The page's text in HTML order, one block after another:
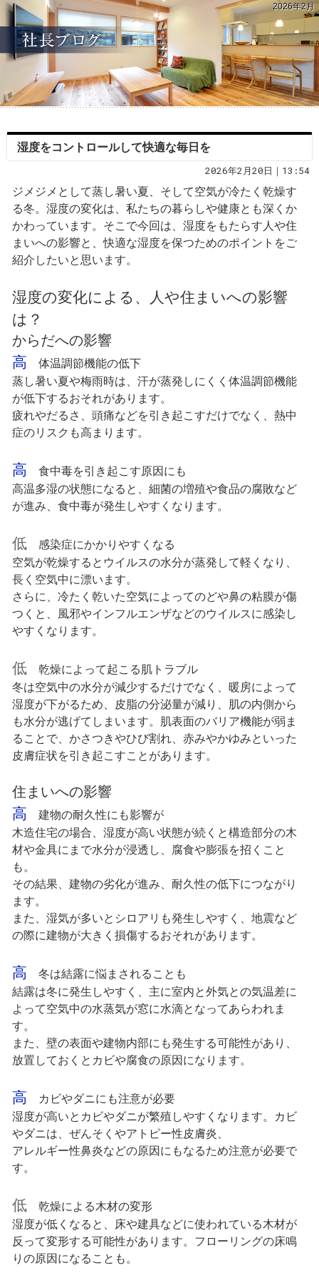
2026年2月
湿度をコントロールして快適な毎日を
2026年2月20日｜13:54
ジメジメとして蒸し暑い夏、そして空気が冷たく乾燥す
る冬。湿度の変化は、私たちの暮らしや健康とも深くか
かわっています。そこで今回は、湿度をもたらす人や住
まいへの影響と、快適な湿度を保つためのポイントをご
紹介したいと思います。
湿度の変化による、人や住まいへの影響
は？
からだへの影響
高 体温調節機能の低下
蒸し暑い夏や梅雨時は、汗が蒸発しにくく体温調節機能
が低下するおそれがあります。
疲れやだるさ、頭痛などを引き起こすだけでなく、熱中
症のリスクも高まります。
高 食中毒を引き起こす原因にも
高温多湿の状態になると、細菌の増殖や食品の腐敗など
が進み、食中毒が発生しやすくなります。
低感染症にかかりやすくなる
空気が乾燥するとウイルスの水分が蒸発して軽くなり、
長く空気中に漂います。
さらに、冷たく乾いた空気によってのどや鼻の粘膜が傷
つくと、風邪やインフルエンザなどのウイルスに感染し
やすくなります。
低乾燥によって起こる肌トラブル
冬は空気中の水分が減少するだけでなく、暖房によって
湿度が下がるため、皮脂の分泌量が減り、肌の内側から
も水分が逃げてしまいます。肌表面のバリア機能が弱ま
ることで、かさつきやひび割れ、赤みやかゆみといった
皮膚症状を引き起こすことがあります。
住まいへの影響
高 建物の耐久性にも影響が
木造住宅の場合、湿度が高い状態が続くと構造部分の木
材や金具にまで水分が浸透し、腐食や膨張を招くこと
も。
その結果、建物の劣化が進み、耐久性の低下につながり
ます。
また、湿気が多いとシロアリも発生しやすく、地震など
の際に建物が大きく損傷するおそれがあります。
高 冬は結露に悩まされることも
結露は冬に発生しやすく、主に室内と外気との気温差に
よって空気中の水蒸気が窓に水滴となってあらわれま
す。
また、壁の表面や建物内部にも発生する可能性があり、
放置しておくとカビや腐食の原因になります。
高 カビやダニにも注意が必要
湿度が高いとカビやダニが繁殖しやすくなります。カビ
やダニは、ぜんそくやアトピー性皮膚炎、
アレルギー性鼻炎などの原因にもなるため注意が必要で
す。
低乾燥による木材の変形
湿度が低くなると、床や建具などに使われている木材が
反って変形する可能性があります。フローリングの床鳴
りの原因になることも。